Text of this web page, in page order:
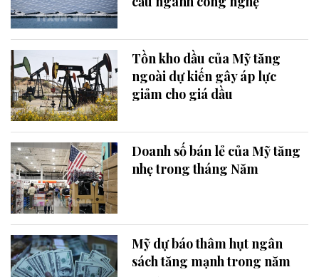
Tồn kho dầu của Mỹ tăng
ngoài dự kiến gây áp lực
giảm cho giá dầu
Doanh số bán lẻ của Mỹ tăng
nhẹ trong tháng Năm
Mỹ dự báo thâm hụt ngân
sách tăng mạnh trong năm